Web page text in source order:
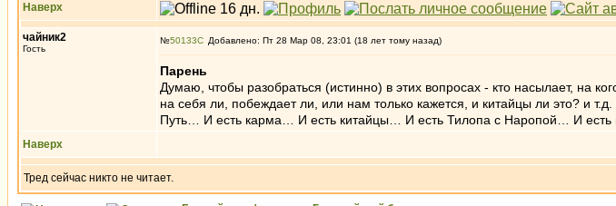
Наверх
чайник2
Гость
№50133 Добавлено: Пт 28 Мар 08, 23:01 (18 лет тому назад)
Парень
Думаю, чтобы разобраться (истинно) в этих вопросах - кто насылает, на
на себя ли, побеждает ли, или нам только кажется, и китайцы ли это? и
Путь… И есть карма… И есть китайцы… И есть Тилопа с Наропой… И есть
Наверх
Тред сейчас никто не читает.